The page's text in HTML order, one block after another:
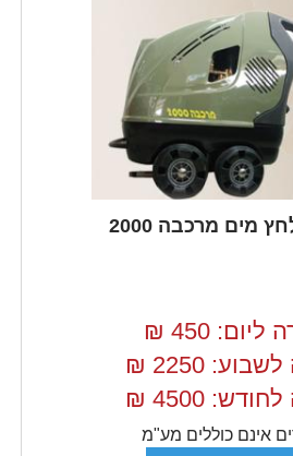
מים מרכבה 2000
450
₪
2250
₪
4500
₪
אינם כוללים מע"מ